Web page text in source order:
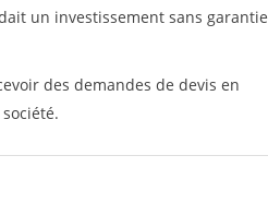
un investissement sans garantie
des demandes de devis en